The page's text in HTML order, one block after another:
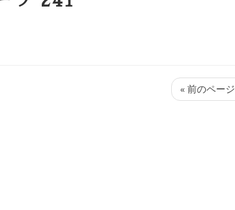
« 前のページ